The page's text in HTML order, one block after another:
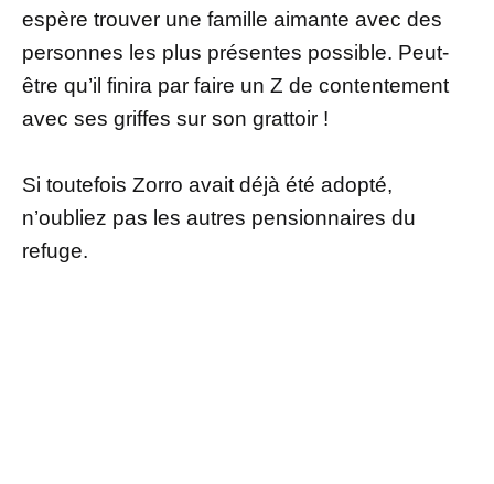
espère trouver une famille aimante avec des
personnes les plus présentes possible. Peut-
être qu’il finira par faire un Z de contentement
avec ses griffes sur son grattoir !
Si toutefois Zorro avait déjà été adopté,
n’oubliez pas les autres pensionnaires du
refuge.